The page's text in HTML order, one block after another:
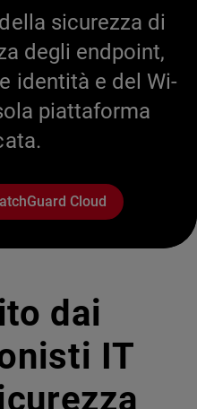
sicurezza di
degli endpoint,
identità e del Wi-
piattaforma
Cloud
dai
IT